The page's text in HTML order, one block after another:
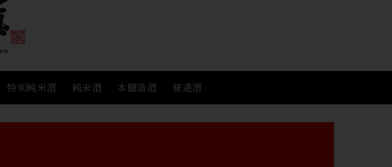
特別純米酒 純米酒 本醸造酒 普通酒